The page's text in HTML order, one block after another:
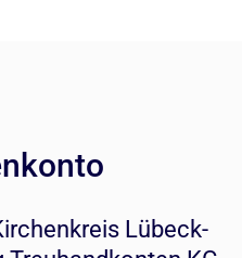
Lübeck-